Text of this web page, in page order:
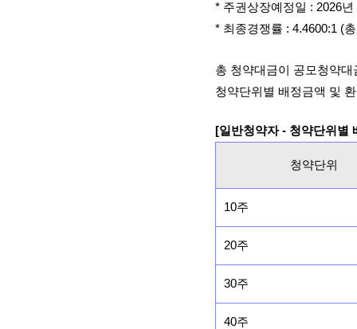
* 주권상장예정일 : 2026
* 최종경쟁률 : 4.4600:1 (
총 청약대금이 공모청약
청약단위별 배정금액 및
[일반청약자 - 청약단위별
청약단위
10주
20주
30주
40주